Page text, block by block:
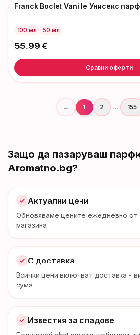
Franck Boclet Vanille Унисекс
100 мл 50 мл
55.99 €
Сравни оферти
← 1 2 ... 155
Защо да пазаруваш
Aromatno.bg?
✓ Актуални цени
Обновяваме цените ежедневно от
магазина
✓ С доставка
Всички цени включват доставка -
сума
✓ Известия за спадове